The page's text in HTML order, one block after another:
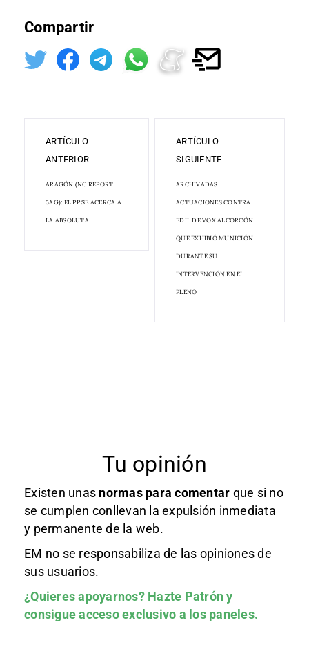
Compartir
ARTÍCULO
ANTERIOR
ARAGÓN (NC REPORT
5AG): EL PP SE ACERCA A
LA ABSOLUTA
ARTÍCULO
SIGUIENTE
ARCHIVADAS
ACTUACIONES CONTRA
EDIL DE VOX ALCORCÓN
QUE EXHIBIÓ MUNICIÓN
DURANTE SU
INTERVENCIÓN EN EL
PLENO
Tu opinión
Existen unas normas para comentar que si no
se cumplen conllevan la expulsión inmediata
y permanente de la web.
EM no se responsabiliza de las opiniones de
sus usuarios.
¿Quieres apoyarnos? Hazte Patróny
consigue acceso exclusivo a los paneles.